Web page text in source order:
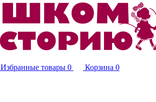
Избранные товары 0 Корзина 0